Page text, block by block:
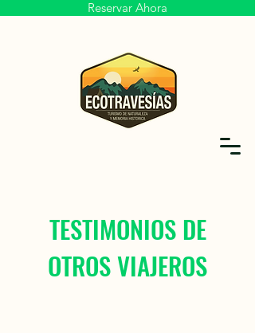
Reservar Ahora
TESTIMONIOS DE
OTROS VIAJEROS